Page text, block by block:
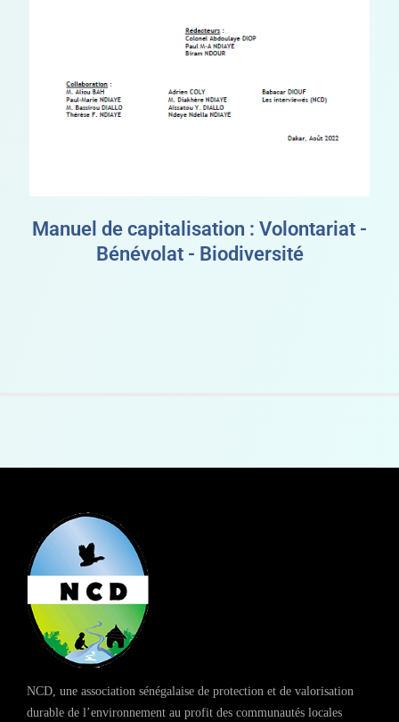
Manuel de capitalisation : Volontariat -
Bénévolat - Biodiversité
NCD, une association sénégalaise de protection et de valorisation
durable de l’environnement au profit des communautés locales